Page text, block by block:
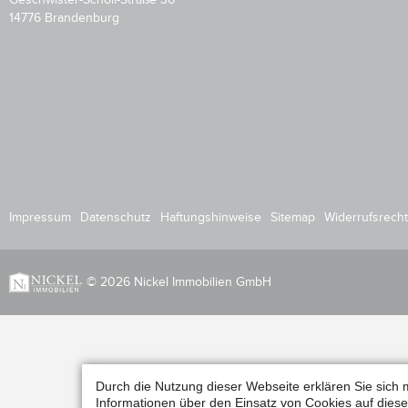
14776 Brandenburg
Impressum Datenschutz Haftungshinweise Sitemap
© 2026 Nickel Immobilien GmbH
Durch die Nutzung dieser Webseite erklären Sie
Informationen über den Einsatz von Cookies auf